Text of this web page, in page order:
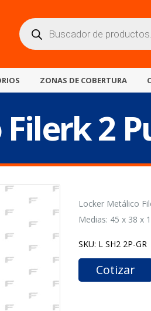
Búsqueda
de
productos
ZONAS DE COBERTURA
2
Locker Metálico
Medias: 45 x 38 x
SKU: L SH2 2P-GR
Cotizar